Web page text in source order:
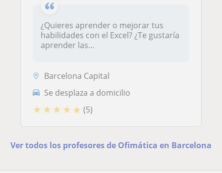
¿Quieres aprender o mejorar tus
habilidades con el Excel? ¿Te gustaría
aprender las...
Barcelona Capital
Se desplaza a domicilio
★ ★ ★ ★ ★ (5)
Ver todos los profesores de Ofimática en Barcelona